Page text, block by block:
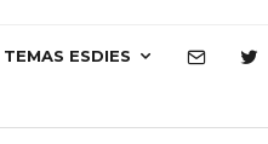
TEMAS ESDIES